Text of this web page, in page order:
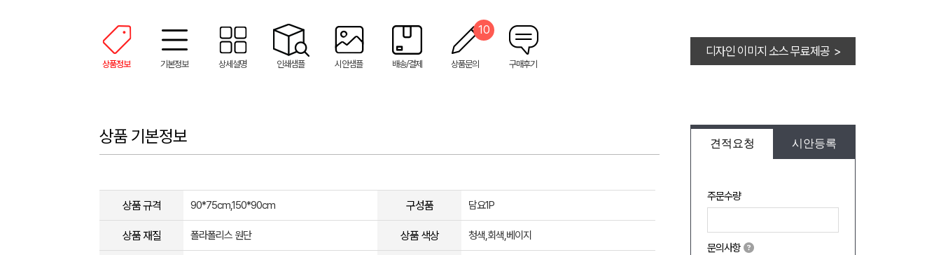
상품정보 기본정보 상세설명 인쇄샘플 시안샘플 배송/결제 상품문의
10
구매후기
디자인 이미지 소스 무료제공 >
견적요청 시안등록
주문수량
문의사항
상품 기본정보
상품 규격 90*75cm,150*90cm 구성품 담요1P
상품 재질 폴라폴리스 원단 상품 색상 청색,회색,베이지